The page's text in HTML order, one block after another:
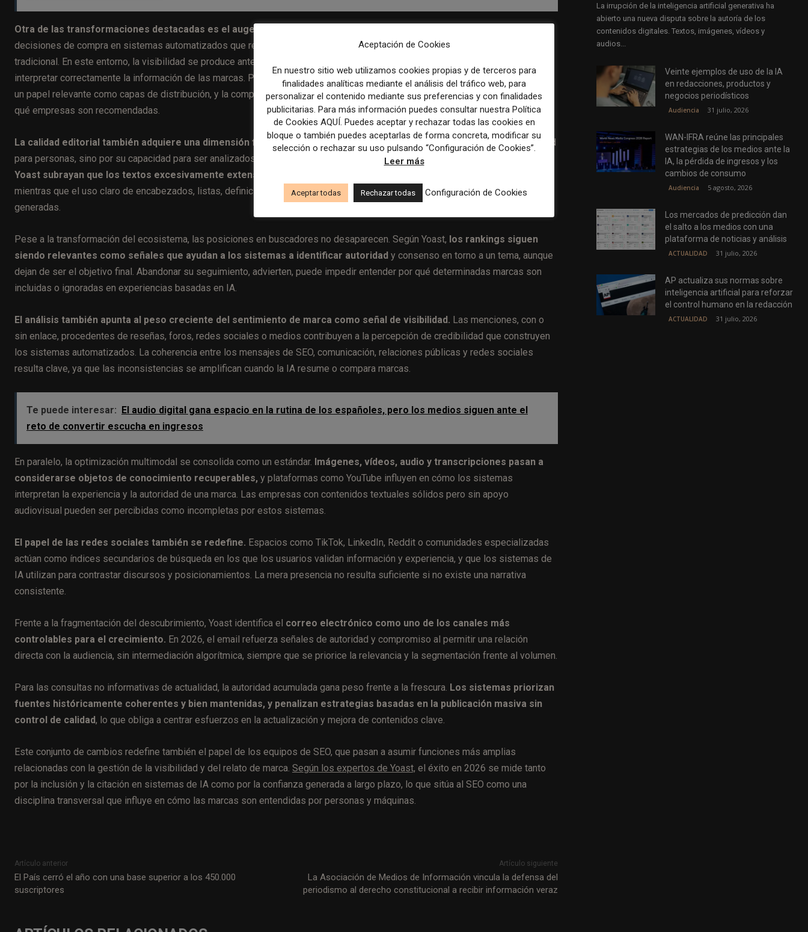
Otra de las transformaciones destacadas es el auge del denominado comercio agéntico,
decisiones de compra en sistemas automatizados que recomiendan o seleccionan productos sin necesidad de una búsqueda
tradicional. En este entorno, la visibilidad se produce antes del proceso de pago y depende de que los agentes puedan
interpretar correctamente la información de las marcas. Plataformas como Shopify, Stripe o WooCommerce pasan a desempeñar
un papel relevante como capas de distribución, y la compatibilidad con estos agentes se convierte en un factor que influye en
qué empresas son recomendadas.
La calidad editorial también adquiere una dimensión funcional. En 2026, los contenidos no solo se evalúan por su legibilidad
para personas, sino por su capacidad para ser analizados, resumidos y citados por sistemas automáticos.
Yoast subrayan que los textos excesivamente extensos, ambiguos o poco estructurados pierden utilidad para la IA,
mientras que el uso claro de encabezados, listas, definiciones y tablas facilita su reutilización en resúmenes y respuestas
generadas.
Pese a la transformación del ecosistema, las posiciones en buscadores no desaparecen. Según Yoast, los rankings siguen
siendo relevantes como señales que ayudan a los sistemas a identificar autoridad y consenso en torno a un tema, aunque
dejan de ser el objetivo final. Abandonar su seguimiento, advierten, puede impedir entender por qué determinadas marcas son
incluidas o ignoradas en experiencias basadas en IA.
El análisis también apunta al peso creciente del sentimiento de marca como señal de visibilidad. Las menciones, con o
sin enlace, procedentes de reseñas, foros, redes sociales o medios contribuyen a la percepción de credibilidad que construyen
los sistemas automatizados. La coherencia entre los mensajes de SEO, comunicación, relaciones públicas y redes sociales
resulta clave, ya que las inconsistencias se amplifican cuando la IA resume o compara marcas.
Te puede interesar: El audio digital gana espacio en la rutina de los españoles, pero los medios siguen ante el
reto de convertir escucha en ingresos
En paralelo, la optimización multimodal se consolida como un estándar. Imágenes, vídeos, audio y transcripciones pasan a
considerarse objetos de conocimiento recuperables, y plataformas como YouTube influyen en cómo los sistemas
interpretan la experiencia y la autoridad de una marca. Las empresas con contenidos textuales sólidos pero sin apoyo
audiovisual pueden ser percibidas como incompletas por estos sistemas.
El papel de las redes sociales también se redefine. Espacios como TikTok, LinkedIn, Reddit o comunidades especializadas
actúan como índices secundarios de búsqueda en los que los usuarios validan información y experiencia, y que los sistemas de
IA utilizan para contrastar discursos y posicionamientos. La mera presencia no resulta suficiente si no existe una narrativa
consistente.
Frente a la fragmentación del descubrimiento, Yoast identifica el correo electrónico como uno de los canales más
controlables para el crecimiento. En 2026, el email refuerza señales de autoridad y compromiso al permitir una relación
directa con la audiencia, sin intermediación algorítmica, siempre que se priorice la relevancia y la segmentación frente al volumen.
Para las consultas no informativas de actualidad, la autoridad acumulada gana peso frente a la frescura. Los sistemas priorizan
fuentes históricamente coherentes y bien mantenidas, y penalizan estrategias basadas en la publicación masiva sin
control de calidad, lo que obliga a centrar esfuerzos en la actualización y mejora de contenidos clave.
Este conjunto de cambios redefine también el papel de los equipos de SEO, que pasan a asumir funciones más amplias
relacionadas con la gestión de la visibilidad y del relato de marca. Según los expertos de Yoast, el éxito en 2026 se mide tanto
por la inclusión y la citación en sistemas de IA como por la confianza generada a largo plazo, lo que sitúa al SEO como una
disciplina transversal que influye en cómo las marcas son entendidas por personas y máquinas.
Artículo anterior
El País cerró el año con una base superior a los 450.000
suscriptores
Artículo siguiente
La Asociación de Medios de Información vincula la defensa del
periodismo al derecho constitucional a recibir información veraz
La irrupción de la inteligencia artificial generativa ha
abierto una nueva disputa sobre la autoría de los
contenidos digitales. Textos, imágenes, vídeos y
audios...
Veinte ejemplos de uso de la IA
en redacciones, productos y
negocios periodísticos
Audiencia 31 julio, 2026
WAN-IFRA reúne las principales
estrategias de los medios ante la
IA, la pérdida de ingresos y los
cambios de consumo
Audiencia 5 agosto, 2026
Los mercados de predicción dan
el salto a los medios con una
plataforma de noticias y análisis
ACTUALIDAD 31 julio, 2026
AP actualiza sus normas sobre
inteligencia artificial para reforzar
el control humano en la redacción
ACTUALIDAD 31 julio, 2026
Aceptación de Cookies
En nuestro sitio web utilizamos cookies propias y de terceros para
finalidades analíticas mediante el análisis del tráfico web, para
personalizar el contenido mediante sus preferencias y con finalidades
publicitarias. Para más información puedes consultar nuestra Política
de Cookies AQUÍ. Puedes aceptar y rechazar todas las cookies en
bloque o también puedes aceptarlas de forma concreta, modificar su
selección o rechazar su uso pulsando “Configuración de Cookies”.
Leer más
Aceptar todas Rechazar todas Configuración de Cookies